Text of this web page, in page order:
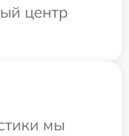
центр
мы